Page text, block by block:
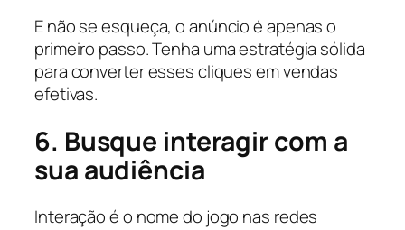
E não se esqueça, o anúncio é apenas o
primeiro passo. Tenha uma estratégia sólida
para converter esses cliques em vendas
efetivas.
6. Busque interagir com a
sua audiência
Interação é o nome do jogo nas redes